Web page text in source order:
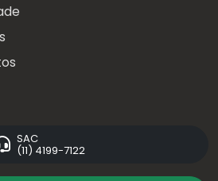
SAC
(11) 4199-7122